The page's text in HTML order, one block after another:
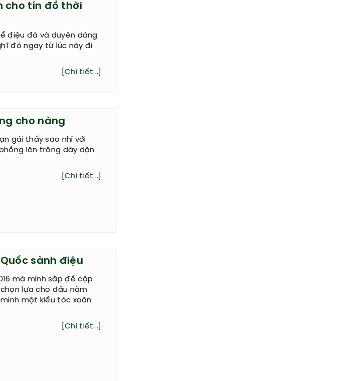
cho tín đồ thời
điệu đà và duyên dáng
đó ngay từ lúc này đi
[Chi tiết...]
cho nàng
gái thấy sao nhỉ với
lên trông dày dặn
[Chi tiết...]
sành điệu
mà mình sắp đề cập
lựa cho đầu năm
một kiểu tóc xoăn
[Chi tiết...]